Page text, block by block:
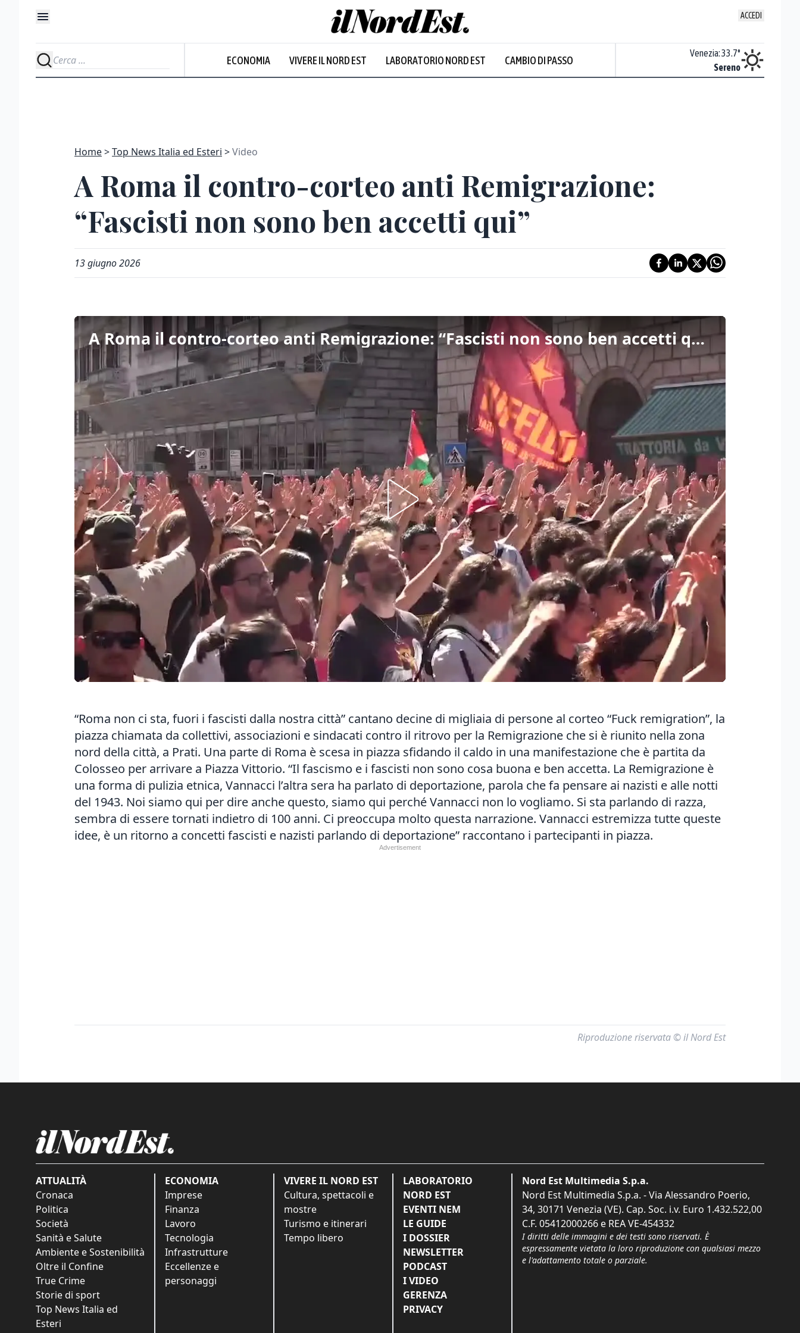
ACCEDI
ECONOMIA VIVERE IL NORD EST LABORATORIO NORD EST CAMBIO DI PASSO
Sereno
Venezia:33.7°
Sereno
Home Top News Italia ed Esteri Video
A Roma il contro-corteo anti Remigrazione:
“Fascisti non sono ben accetti qui”
13 giugno 2026
A Roma il contro-corteo anti Remigrazione: “Fascisti non sono ben accetti qui”
“Roma non ci sta, fuori i fascisti dalla nostra città” cantano decine di migliaia di persone al corteo “Fuck remigration”, la
piazza chiamata da collettivi, associazioni e sindacati contro il ritrovo per la Remigrazione che si è riunito nella zona
nord della città, a Prati. Una parte di Roma è scesa in piazza sfidando il caldo in una manifestazione che è partita da
Colosseo per arrivare a Piazza Vittorio. “Il fascismo e i fascisti non sono cosa buona e ben accetta. La Remigrazione è
una forma di pulizia etnica, Vannacci l’altra sera ha parlato di deportazione, parola che fa pensare ai nazisti e alle notti
del 1943. Noi siamo qui per dire anche questo, siamo qui perché Vannacci non lo vogliamo. Si sta parlando di razza,
sembra di essere tornati indietro di 100 anni. Ci preoccupa molto questa narrazione. Vannacci estremizza tutte queste
idee, è un ritorno a concetti fascisti e nazisti parlando di deportazione” raccontano i partecipanti in piazza.
Riproduzione riservata © il Nord Est
ATTUALITÀ
Cronaca
Politica
Società
Sanità e Salute
Ambiente e Sostenibilità
Oltre il Confine
True Crime
Storie di sport
Top News Italia ed
Esteri
ECONOMIA
Imprese
Finanza
Lavoro
Tecnologia
Infrastrutture
Eccellenze e
personaggi
VIVERE IL NORD EST
Cultura, spettacoli e
mostre
Turismo e itinerari
Tempo libero
LABORATORIO
NORD EST
EVENTI NEM
LE GUIDE
I DOSSIER
NEWSLETTER
PODCAST
I VIDEO
GERENZA
PRIVACY
Nord Est Multimedia S.p.a.
Nord Est Multimedia S.p.a. - Via Alessandro Poerio,
34, 30171 Venezia (VE). Cap. Soc. i.v. Euro 1.432.522,00
C.F. 05412000266 e REA VE-454332
I diritti delle immagini e dei testi sono riservati. È
espressamente vietata la loro riproduzione con qualsiasi mezzo
e l'adattamento totale o parziale.